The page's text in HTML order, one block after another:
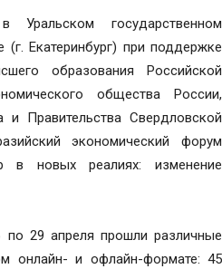
государственном
(г. Екатеринбург) при поддержке
образования Российской
общества России,
и Правительства Свердловской
экономический форум
новых реалиях: изменение
29 апреля прошли различные
онлайн- и офлайн-формате: 45